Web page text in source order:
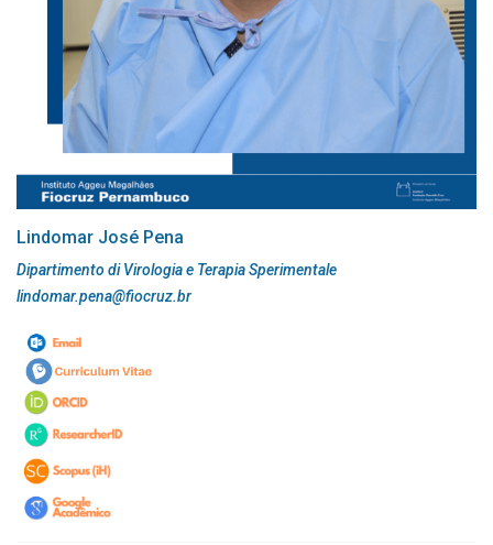
Lindomar José Pena
Dipartimento di Virologia e Terapia Sperimentale
lindomar.pena@fiocruz.br